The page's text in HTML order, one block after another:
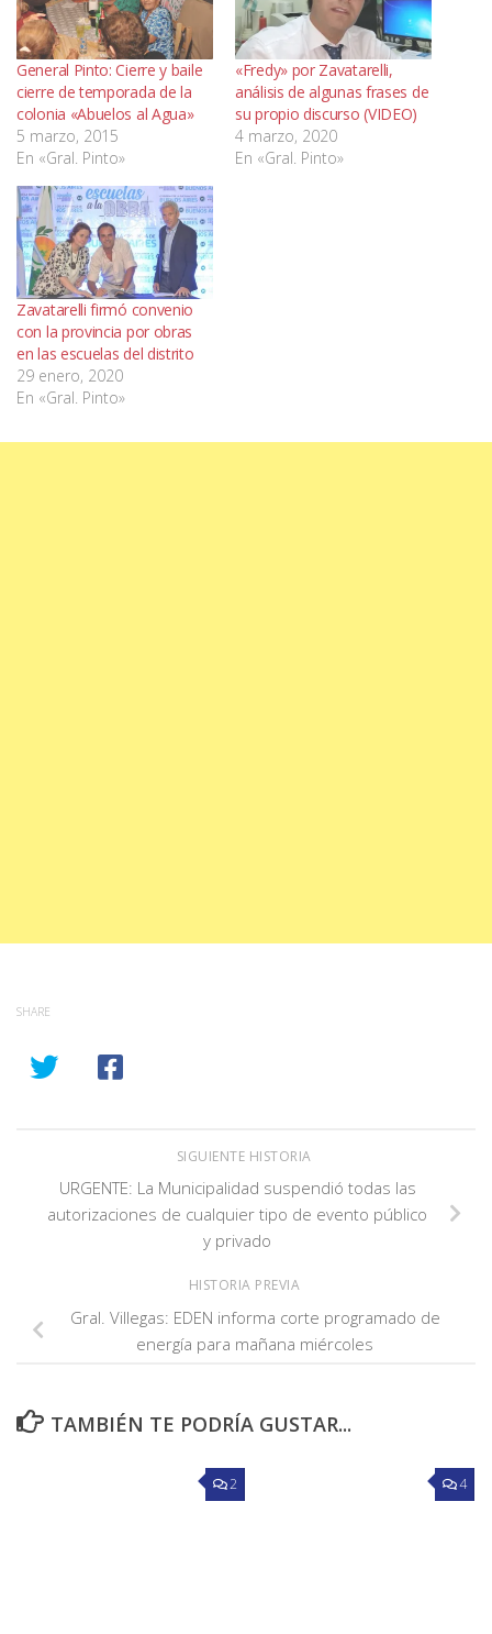
General Pinto: Cierre y baile
cierre de temporada de la
colonia «Abuelos al Agua»
5 marzo, 2015
En «Gral. Pinto»
«Fredy» por Zavatarelli,
análisis de algunas frases de
su propio discurso (VIDEO)
4 marzo, 2020
En «Gral. Pinto»
Zavatarelli firmó convenio
con la provincia por obras
en las escuelas del distrito
29 enero, 2020
En «Gral. Pinto»
SHARE
SIGUIENTE HISTORIA
URGENTE: La Municipalidad suspendió todas las
autorizaciones de cualquier tipo de evento público
y privado
HISTORIA PREVIA
Gral. Villegas: EDEN informa corte programado de
energía para mañana miércoles
TAMBIÉN TE PODRÍA GUSTAR...
2 4